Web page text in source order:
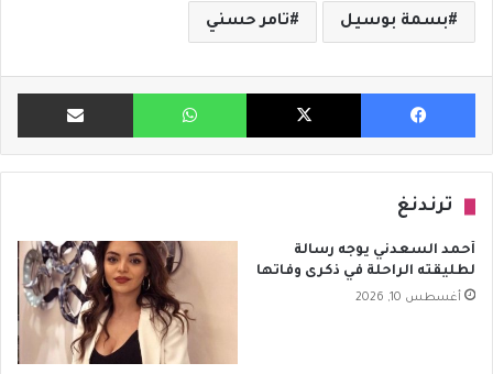
بسمة بوسيل تامر حسني
فيسبوك X واتساب مشاركة
ترندنغ
أحمد السعدني يوجه رسالة
لطليقته الراحلة في ذكرى وفاتها
أغسطس 10, 2026